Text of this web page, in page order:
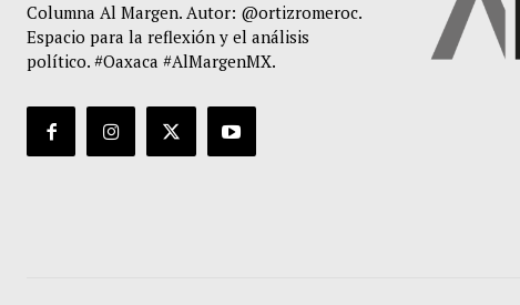
Columna Al Margen. Autor: @ortizromeroc.
Espacio para la reflexión y el análisis
político. #Oaxaca #AlMargenMX.